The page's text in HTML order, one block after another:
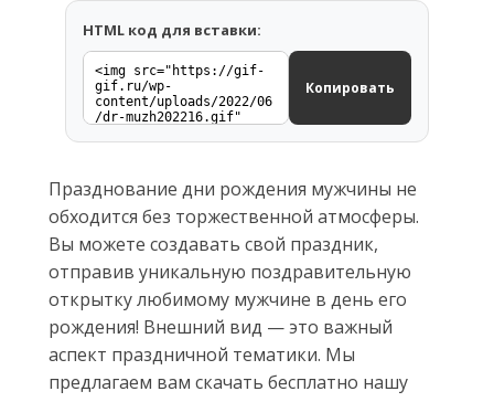
HTML код для вставки:
Копировать
Празднование дни рождения мужчины не
обходится без торжественной атмосферы.
Вы можете создавать свой праздник,
отправив уникальную поздравительную
открытку любимому мужчине в день его
рождения! Внешний вид — это важный
аспект праздничной тематики. Мы
предлагаем вам скачать бесплатно нашу